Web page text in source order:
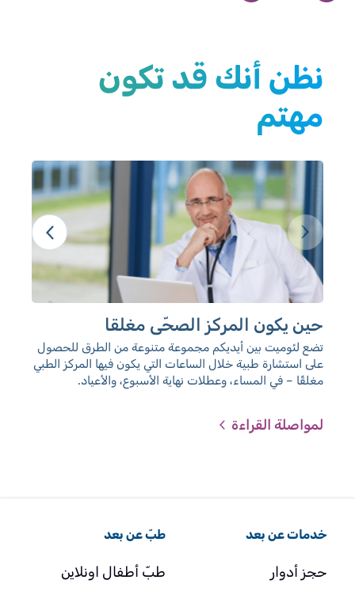
نظن أنك قد تكون
مهتم
حين يكون المركز الصحّي مغلقا
تضع لئوميت بين أيديكم مجموعة متنوعة من الطرق للحصول
على استشارة طبية خلال الساعات التي يكون فيها المركز الطبي
مغلقًا – في المساء، وعطلات نهاية الأسبوع، والأعياد.
لمواصلة القراءة
خدمات عن بعد
حجز أدوار
طبّ عن بعد
طبّ أطفال اونلاين